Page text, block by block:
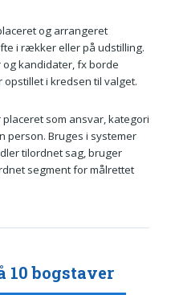
og arrangeret
i rækker eller på udstilling.
kandidater, fx borde
i kredsen til valget.
som ansvar, kategori
person. Bruges i systemer
tilordnet sag, bruger
segment for målrettet
10 bogstaver